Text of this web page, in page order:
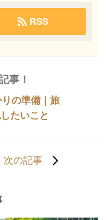
RSS
事！
の準備｜旅
たいこと
次の記事